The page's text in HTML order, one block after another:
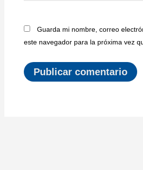
Guarda mi nombre, correo
este navegador para la próxima vez